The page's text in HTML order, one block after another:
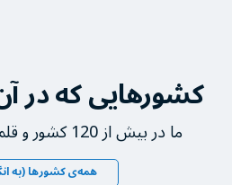
کشورهایی که در
ما در بیش از 120 کشور و قلمرو فعالیت می‌کنیم
همه‌ی کشورها (به